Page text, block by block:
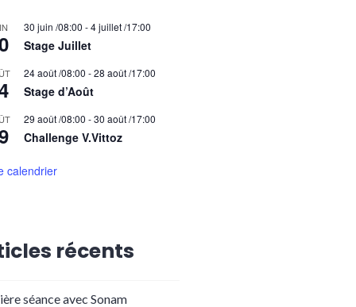
30 juin /08:00 -4 juillet /17:00
Stage Juillet
24 août /08:00 -28 août /17:00
Stage d’Août
29 août /08:00 -30 août /17:00
Challenge V.Vittoz
calendrier
récents
séance avec Sonam